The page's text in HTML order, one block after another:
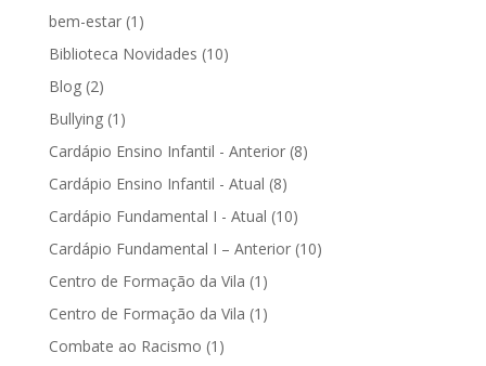
bem-estar (1)
Biblioteca Novidades (10)
Blog (2)
Bullying (1)
Cardápio Ensino Infantil - Anterior (8)
Cardápio Ensino Infantil - Atual (8)
Cardápio Fundamental I - Atual (10)
Cardápio Fundamental I – Anterior (10)
Centro de Formação da Vila (1)
Centro de Formação da Vila (1)
Combate ao Racismo (1)